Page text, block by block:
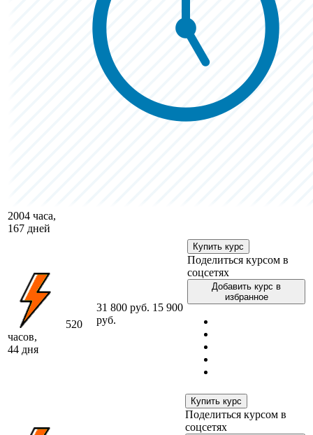
2004 часа,
167 дней
520
часов,
44 дня
31 800 руб. 15 900
руб.
Купить курс
Поделиться курсом в
соцсетях
Добавить курс в
избранное
Купить курс
Поделиться курсом в
соцсетях